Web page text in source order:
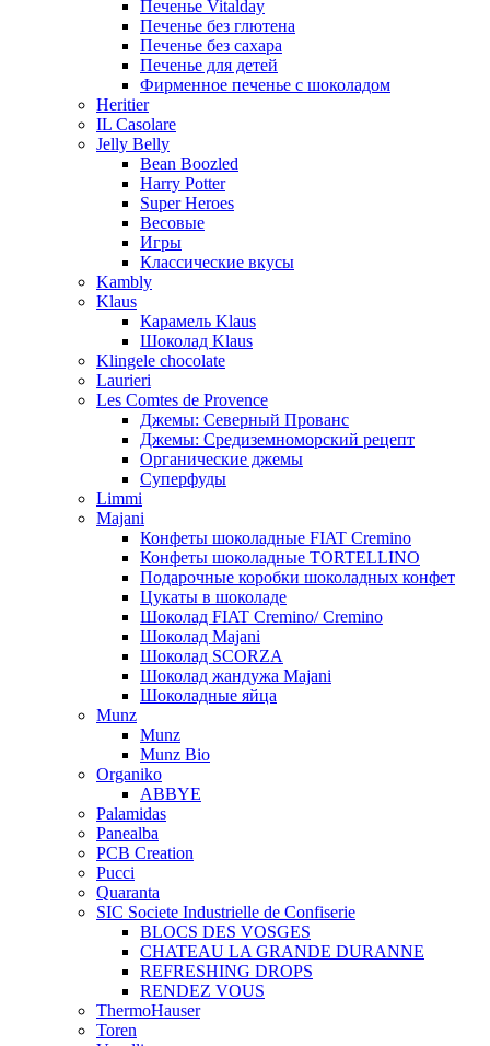
Печенье Vitalday
Печенье без глютена
Печенье без сахара
Печенье для детей
Фирменное печенье с шоколадом
Heritier
IL Casolare
Jelly Belly
Bean Boozled
Harry Potter
Super Heroes
Весовые
Игры
Классические вкусы
Kambly
Klaus
Карамель Klaus
Шоколад Klaus
Klingele chocolate
Laurieri
Les Comtes de Provence
Джемы: Северный Прованс
Джемы: Средиземноморский рецепт
Органические джемы
Суперфуды
Limmi
Majani
Конфеты шоколадные FIAT Cremino
Конфеты шоколадные TORTELLINO
Подарочные коробки шоколадных конфет
Цукаты в шоколаде
Шоколад FIAT Cremino/ Cremino
Шоколад Majani
Шоколад SCORZA
Шоколад жандужа Majani
Шоколадные яйца
Munz
Munz
Munz Bio
Organiko
ABBYE
Palamidas
Panealba
PCB Creation
Pucci
Quaranta
SIC Societe Industrielle de Confiserie
BLOCS DES VOSGES
CHATEAU LA GRANDE DURANNE
REFRESHING DROPS
RENDEZ VOUS
ThermoHauser
Toren